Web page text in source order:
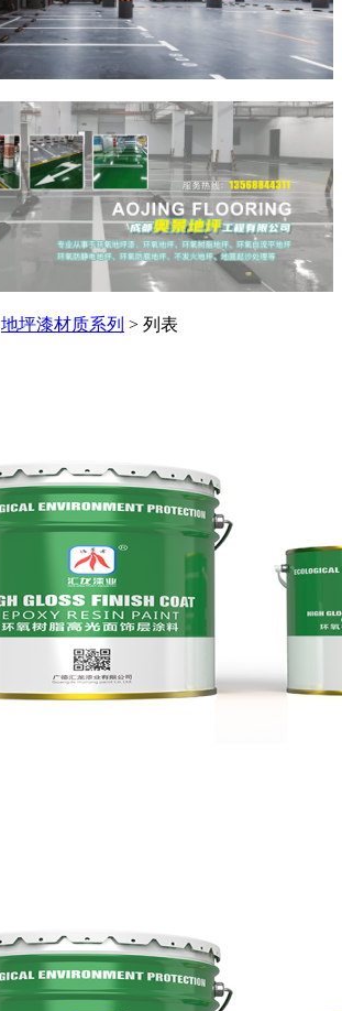
地坪漆材质系列 > 列表